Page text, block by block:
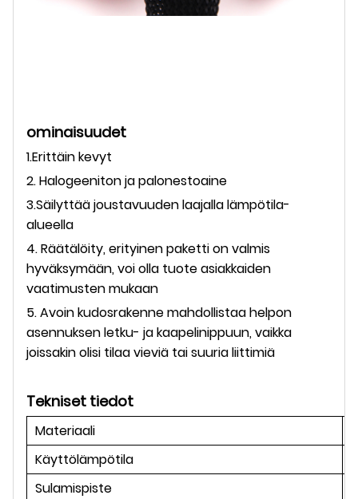
ominaisuudet
1.Erittäin kevyt
2. Halogeeniton ja palonestoaine
3.Säilyttää joustavuuden laajalla lämpötila-
alueella
4. Räätälöity, erityinen paketti on valmis
hyväksymään, voi olla tuote asiakkaiden
vaatimusten mukaan
5. Avoin kudosrakenne mahdollistaa helpon
asennuksen letku- ja kaapelinippuun, vaikka
joissakin olisi tilaa vieviä tai suuria liittimiä
Tekniset tiedot
Materiaali
Käyttölämpötila
Sulamispiste